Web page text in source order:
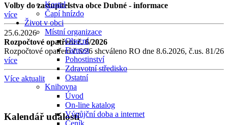
Kostel
Čapí hnízdo
Život v obci
Místní organizace
Obecní
Farnost
Pohostinství
Zdravotní středisko
Ostatní
Knihovna
Úvod
On-line katalog
Výpůjční doba a internet
Ceník
Volby do zastupitelstva obce Dubné - informace
více
25.6.2026
Rozpočtové opatření č. 6/2026
Rozpočtové opatření č.6/26 shcváleno RO dne 8.6.2026, č.us. 81/26
více
Více aktualit
Kalendář událostí